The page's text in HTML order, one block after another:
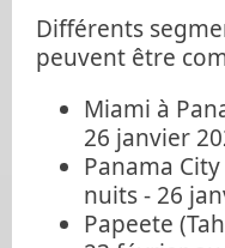
Différents
peuvent être
Miami à
26 janvier
Panama
nuits - 26
Papeete